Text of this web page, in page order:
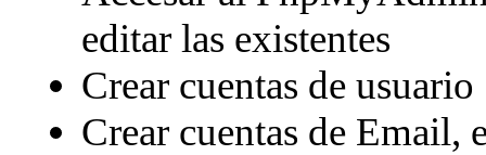
editar las existentes
Crear cuentas de usuario
Crear cuentas de Email,